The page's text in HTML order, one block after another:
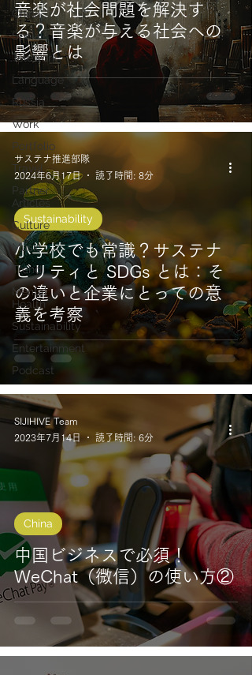
China
Social
Telework
Language
Russia
Work
Portfolio
Travel
Partner
Articles
Culture
Music
Trend
Mental
Health
Sustainability
Entertainment
Podcast
音楽が社会問題を解決す
る？音楽が与える社会への
影響とは
小学校でも常識？サステナ
ビリティと SDGs とは：そ
の違いと企業にとっての意
義を考察
Sustainability
サステナ推進部隊
2024年6月17日
読了時間: 8分
中国ビジネスで必須！
WeChat（微信）の使い方②
China
SIJIHIVE Team
2023年7月14日
読了時間: 6分